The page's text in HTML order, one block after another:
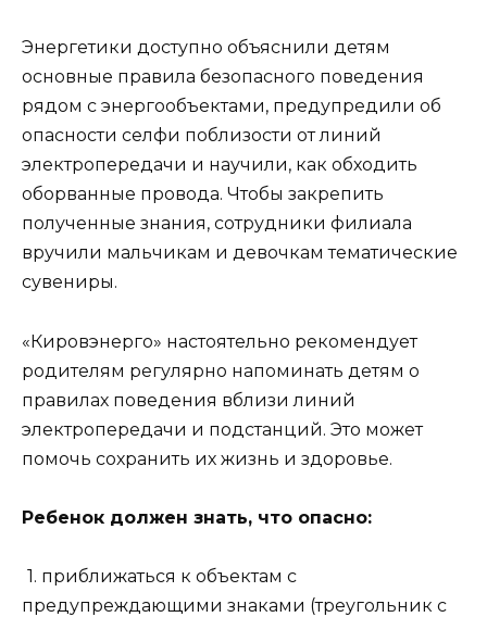
Энергетики доступно объяснили детям
основные правила безопасного поведения
рядом с энергообъектами, предупредили об
опасности селфи поблизости от линий
электропередачи и научили, как обходить
оборванные провода. Чтобы закрепить
полученные знания, сотрудники филиала
вручили мальчикам и девочкам тематические
сувениры.
«Кировэнерго» настоятельно рекомендует
родителям регулярно напоминать детям о
правилах поведения вблизи линий
электропередачи и подстанций. Это может
помочь сохранить их жизнь и здоровье.
Ребенок должен знать, что опасно:
1. приближаться к объектам с
предупреждающими знаками (треугольник с